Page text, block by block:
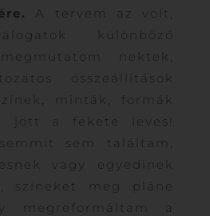
A tervem az volt,
különböző
nektek,
összeállítások
minták, formák
jött a fekete leves!
sem találtam,
vagy egyedinek
színeket meg pláne
megreformáltam a